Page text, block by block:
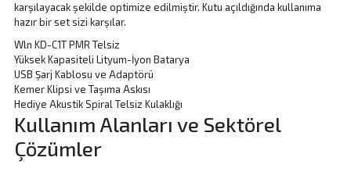
karşılayacak şekilde optimize edilmiştir. Kutu açıldığında kullanıma
hazır bir set sizi karşılar.
Wln KD-C1T PMR Telsiz
Yüksek Kapasiteli Lityum-İyon Batarya
USB Şarj Kablosu ve Adaptörü
Kemer Klipsi ve Taşıma Askısı
Hediye Akustik Spiral Telsiz Kulaklığı
Kullanım Alanları ve Sektörel
Çözümler